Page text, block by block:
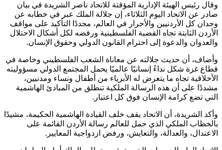
وقال رئيس الهيئة الإدارية المؤقتة للاتحاد ناصر الشريدة في بيان
صادر عن الاتحاد اليوم الثلاثاء، إن جلالة الملك عبر في خطابه عن
وجدان كل الأردنيين والأحرار في العالم، مجددًا التأكيد على مواقف
الأردن الثابتة تجاه القضية الفلسطينية ورفضه لكل أشكال الاحتلال
والعدوان والدعوة إلى احترام القانون الدولي وحقوق الإنسان.
وأضاف، أن حديث جلالته عن معاناة الشعب الفلسطيني وخاصة في
قطاع غزة شكل نداءً إنسانيًا عالميًا يحمل المجتمع الدولي مسؤوليته
الأخلاقية تجاه ما يتعرض له الأبرياء من أطفال ونساء ومدنيين،
مشددًا على أن هذه الرسالة الملكية تنطلق من المبادئ الهاشمية
التي تضع كرامة الإنسان فوق كل اعتبار.
وأكد الشريدة، أن الاتحاد يقف خلف القيادة الهاشمية الحكيمة، مشيدًا
بالخطاب الملكي الذي حمل للعالم رسالة الأردن القائمة على
الاعتدال، والعدالة، والتعايش، ورفض ازدواجية المعايير.